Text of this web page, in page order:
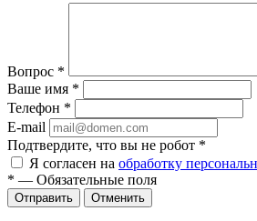
Вопрос *
Ваше имя *
Телефон *
E-mail
Подтвердите, что вы не робот *
Я согласен на обработку
* — Обязательные поля
Отправить Отменить